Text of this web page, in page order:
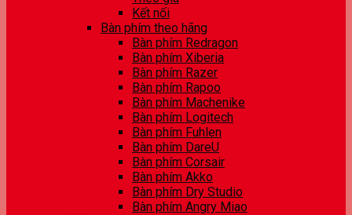
Kết nối
Bàn phím theo hãng
Bàn phím Redragon
Bàn phím Xiberia
Bàn phím Razer
Bàn phím Rapoo
Bàn phím Machenike
Bàn phím Logitech
Bàn phím Fuhlen
Bàn phím DareU
Bàn phím Corsair
Bàn phím Akko
Bàn phím Dry Studio
Bàn phím Angry Miao